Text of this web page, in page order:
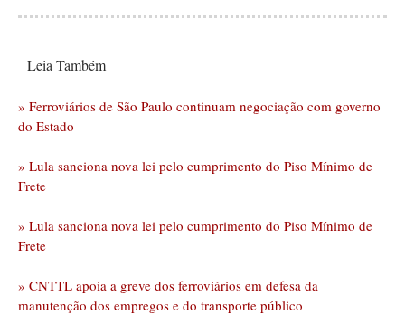
Leia Também
» Ferroviários de São Paulo continuam negociação com governo
do Estado
» Lula sanciona nova lei pelo cumprimento do Piso Mínimo de
Frete
» Lula sanciona nova lei pelo cumprimento do Piso Mínimo de
Frete
» CNTTL apoia a greve dos ferroviários em defesa da
manutenção dos empregos e do transporte público